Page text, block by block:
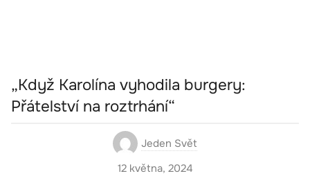
„Když Karolína vyhodila burgery:
Přátelství na roztrhání“
Jeden Svět
12 května, 2024